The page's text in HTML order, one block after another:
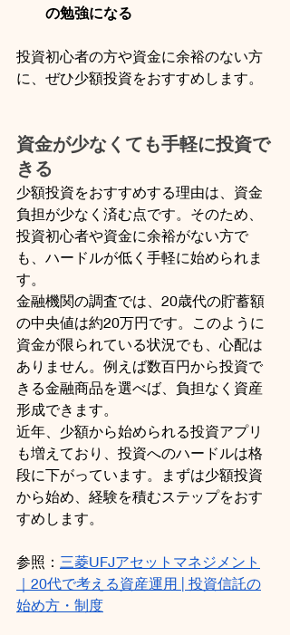
の勉強になる
投資初心者の方や資金に余裕のない方
に、ぜひ少額投資をおすすめします。
資金が少なくても手軽に投資で
きる
少額投資をおすすめする理由は、資金
負担が少なく済む点です。そのため、
投資初心者や資金に余裕がない方で
も、ハードルが低く手軽に始められま
す。
金融機関の調査では、20歳代の貯蓄額
の中央値は約20万円です。このように
資金が限られている状況でも、心配は
ありません。例えば数百円から投資で
きる金融商品を選べば、負担なく資産
形成できます。
近年、少額から始められる投資アプリ
も増えており、投資へのハードルは格
段に下がっています。まずは少額投資
から始め、経験を積むステップをおす
すめします。
参照： 三菱UFJアセットマネジメント
｜20代で考える資産運用 | 投資信託の
始め方・制度